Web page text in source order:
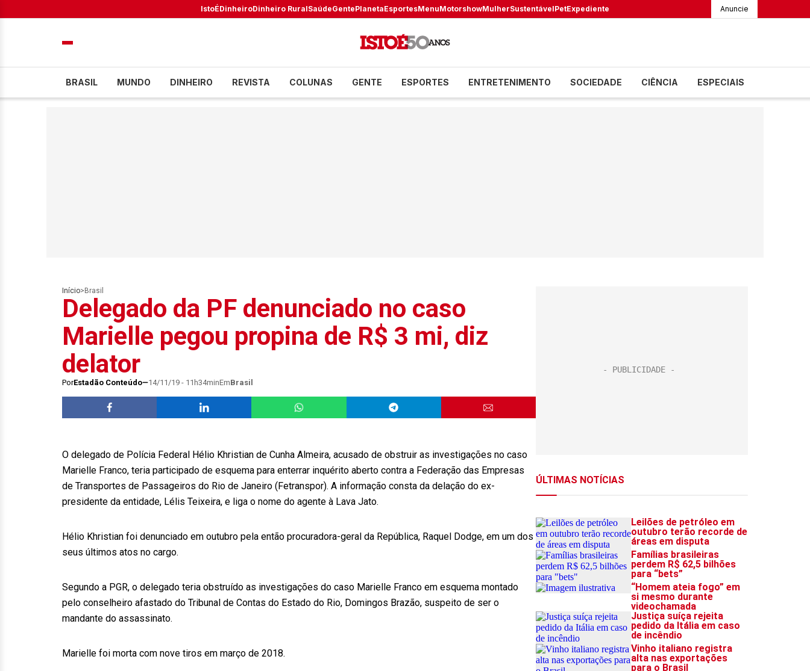
IstoÉDinheiroDinheiro RuralSaúdeGentePlanetaEsportesMenuMotorshowMulherSustentávelPetExpediente Anuncie
BRASIL MUNDO DINHEIRO REVISTA COLUNAS GENTE ESPORTES ENTRETENIMENTO SOCIEDADE CIÊNCIA ESPECIAIS
Início> Brasil
Delegado da PF denunciado no caso
Marielle pegou propina de R$ 3 mi, diz
delator
PorEstadão Conteúdo 14/11/19 - 11h34minEmBrasil
O delegado de Polícia Federal Hélio Khristian de Cunha Almeira, acusado de obstruir as investigações no caso
Marielle Franco, teria participado de esquema para enterrar inquérito aberto contra a Federação das Empresas
de Transportes de Passageiros do Rio de Janeiro (Fetranspor). A informação consta da delação do ex-
presidente da entidade, Lélis Teixeira, e liga o nome do agente à Lava Jato.
Hélio Khristian foi denunciado em outubro pela então procuradora-geral da República, Raquel Dodge, em um dos
seus últimos atos no cargo.
Segundo a PGR, o delegado teria obstruído as investigações do caso Marielle Franco em esquema montado
pelo conselheiro afastado do Tribunal de Contas do Estado do Rio, Domingos Brazão, suspeito de ser o
mandante do assassinato.
Marielle foi morta com nove tiros em março de 2018.